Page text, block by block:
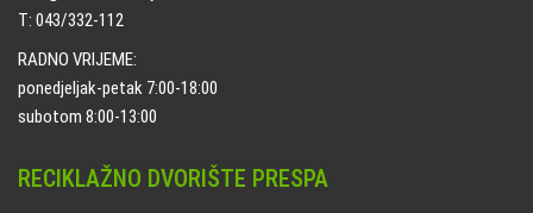
T: 043/332-112
RADNO VRIJEME:
ponedjeljak-petak 7:00-18:00
subotom 8:00-13:00
RECIKLAŽNO DVORIŠTE PRESPA